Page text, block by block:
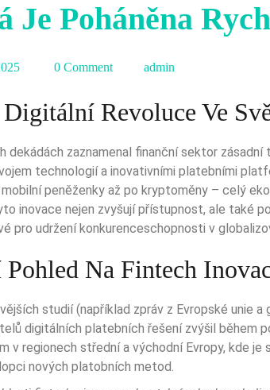
Je Poháněna
July
2025
0 Comment admin
Revoluce Ve
dekádách zaznamenal finanční sektor zásadní
technologií a inovativními platebními
peněženky až po kryptoměny – celý
inovace nejen zvyšují přístupnost, ale také
pro udržení konkurenceschopnosti v
Na Fintech
studií (například zpráv z Evropské unie
digitálních platebních řešení zvýšil během
v regionech střední a východní Evropy, kde
nových platobních metod.